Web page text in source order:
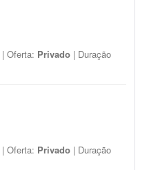
| Oferta: Privado | Duração
| Oferta: Privado | Duração